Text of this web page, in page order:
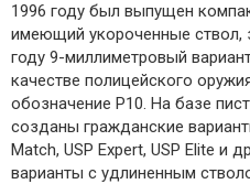
1996 году был выпущен
имеющий укороченные ствол,
году 9-миллиметровый
качестве полицейского
обозначение Р10. На базе
созданы гражданские
Match, USP Expert, USP Elite и
варианты с удлиненным